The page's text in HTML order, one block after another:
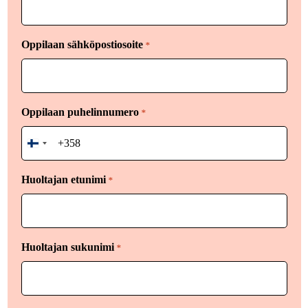
Oppilaan sähköpostiosoite *
Oppilaan puhelinnumero *
Finland
+358
Huoltajan etunimi *
Huoltajan sukunimi *